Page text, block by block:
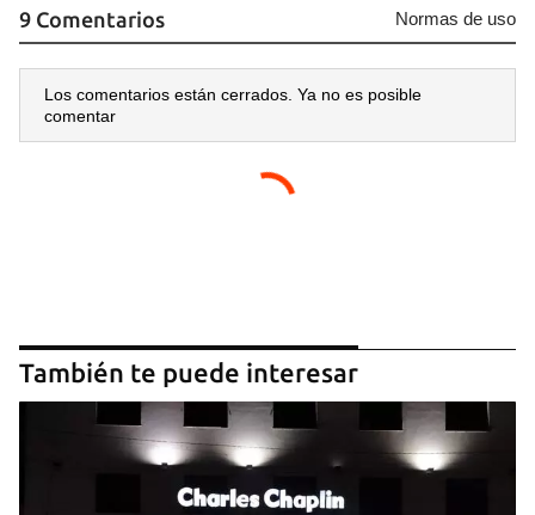
9 Comentarios Normas de uso
Los comentarios están cerrados. Ya no es posible
comentar
También te puede interesar